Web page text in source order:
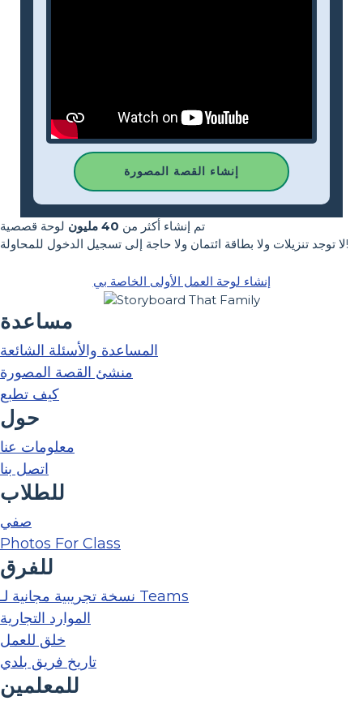
إنشاء القصة المصورة
تم إنشاء أكثر من 40 مليون
لوحة قصصية
لا توجد تنزيلات ولا بطاقة ائتمان ولا حاجة إلى تسجيل الدخول للمحاولة!
إنشاء لوحة العمل الأولى الخاصة بي
مساعدة
المساعدة والأسئلة الشائعة
منشئ القصة المصورة
كيف تطبع
حول
معلومات عنا
اتصل بنا
للطلاب
صفي
Photos For Class
للفرق
نسخة تجريبية مجانية لـ Teams
الموارد التجارية
خلق للعمل
تاريخ فريق بلدي
للمعلمين